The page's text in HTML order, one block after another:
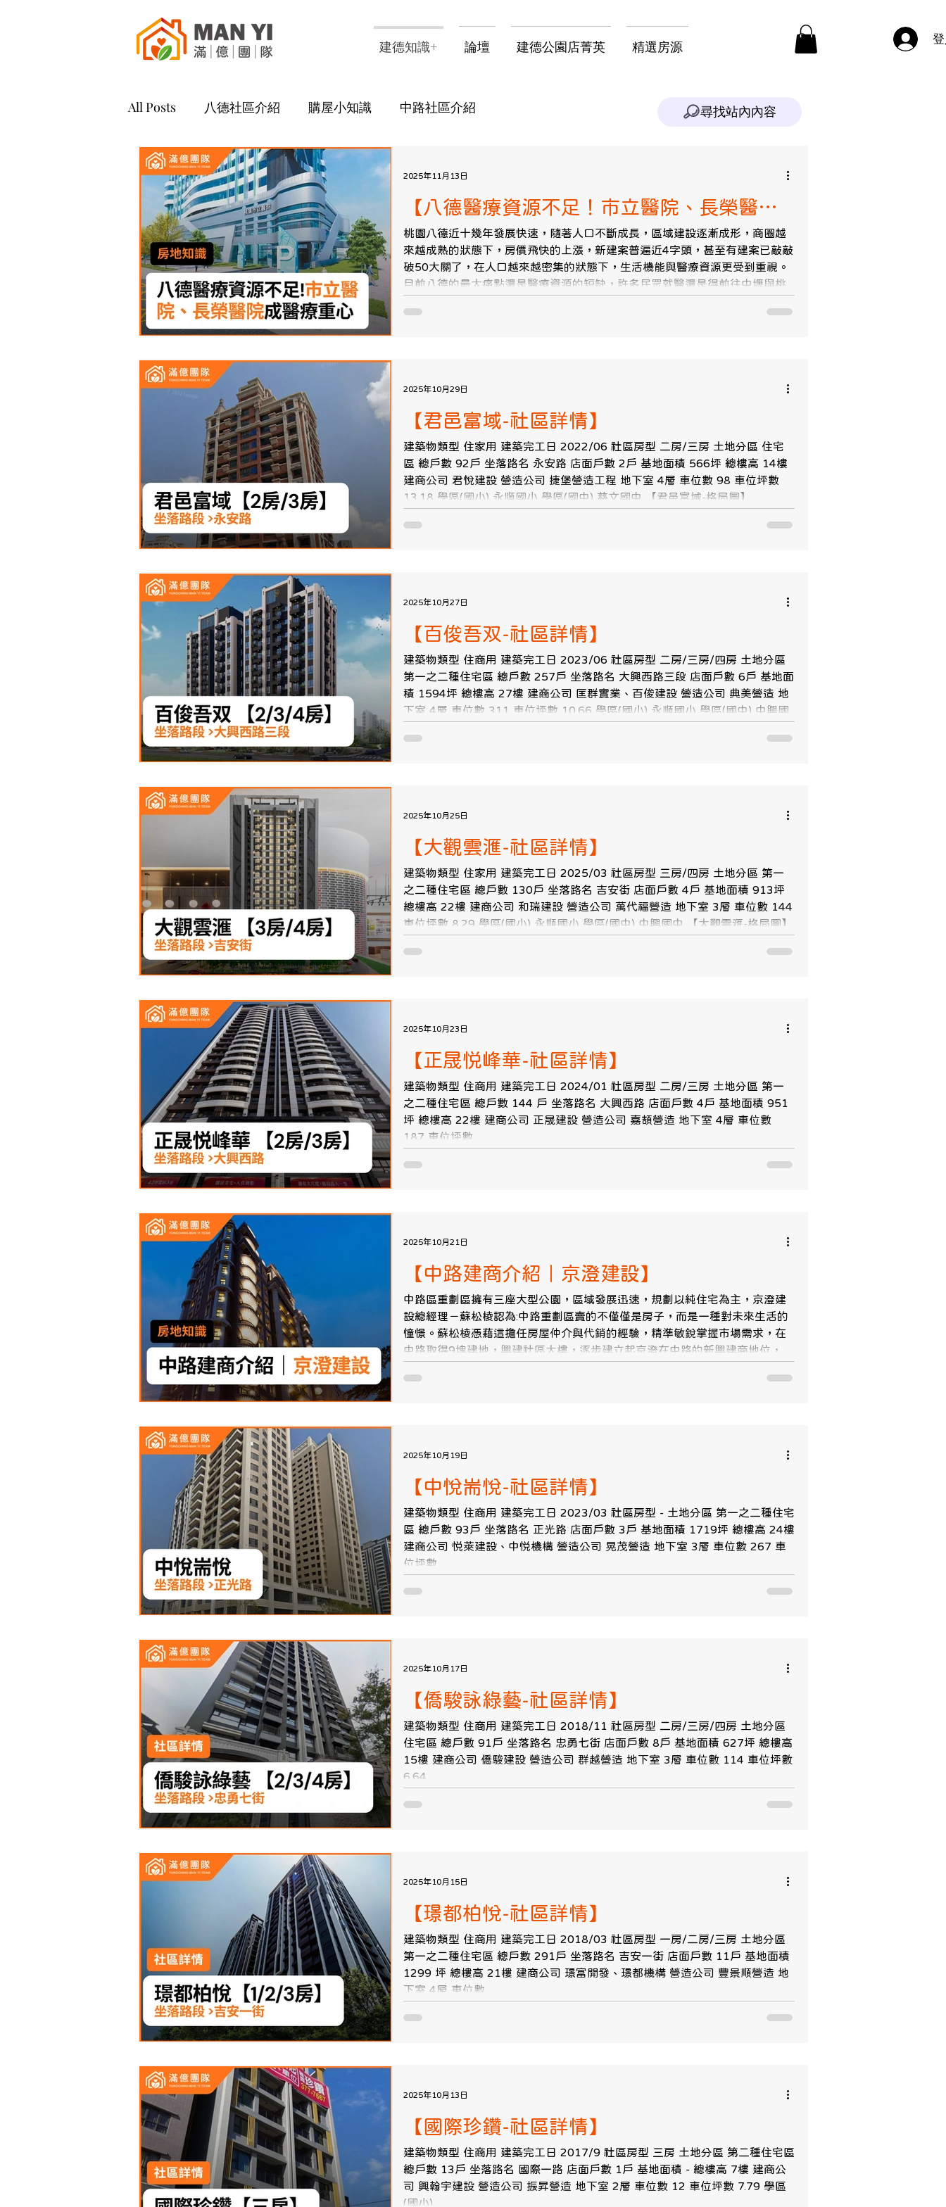
建德知識+ 論壇 建德公園店菁英 精選房源
All Posts 八德社區介紹 購屋小知識 中路社區介紹
【八德醫療資源不足！市立醫院、長榮醫院
成為未來的醫療重心】
桃園八德近十幾年發展快速，隨著人口不斷成長，區域建設逐漸成形，商圈越
來越成熟的狀態下，房價飛快的上漲，新建案普遍近4字頭，甚至有建案已敲敲
破50大關了，在人口越來越密集的狀態下，生活機能與醫療資源更受到重視。
目前八德的最大痛點還是醫療資源的短缺，許多民眾就醫還是得前往中壢與桃
的狀態，滿億團隊深耕熟悉八德，將透過本篇整理出整個八德的醫療資源，及
科/精神照護 【桃園市立醫院興建進度】 八德霄裡的桃園市立醫院總院是目前
草漯、復興鄉興建3個院區，分院地坪皆約600坪，預估3年內完工。總院的部
於2033年完工試營運
2025年11月13日
【君邑富域-社區詳情】
建築物類型 住家用 建築完工日 2022/06 社區房型 二房/三房 土地分區 住宅
區 總戶數 92戶 坐落路名 永安路 店面戶數 2戶 基地面積 566坪 總樓高 14樓
建商公司 君悅建設 營造公司 捷堡營造工程 地下室 4層 車位數 98 車位坪數
13.18 學區(國小) 永順國小 學區(國中) 慈文國中 【君邑富域-格局圖】
2025年10月29日
【百俊吾双-社區詳情】
建築物類型 住商用 建築完工日 2023/06 社區房型 二房/三房/四房 土地分區
第一之二種住宅區 總戶數 257戶 坐落路名 大興西路三段 店面戶數 6戶 基地面
積 1594坪 總樓高 27樓 建商公司 匡群實業、百俊建設 營造公司 典美營造 地
下室 4層 車位數 311 車位坪數 10.66 學區(國小) 永順國小 學區(國中) 中興國
2025年10月27日
【大觀雲滙-社區詳情】
建築物類型 住家用 建築完工日 2025/03 社區房型 三房/四房 土地分區 第一
之二種住宅區 總戶數 130戶 坐落路名 吉安街 店面戶數 4戶 基地面積 913坪
總樓高 22樓 建商公司 和瑞建設 營造公司 萬代福營造 地下室 3層 車位數 144
車位坪數 8.29 學區(國小) 永順國小 學區(國中) 中興國中 【大觀雲滙-格局圖】
2025年10月25日
【正晟悦峰華-社區詳情】
建築物類型 住商用 建築完工日 2024/01 社區房型 二房/三房 土地分區 第一
之二種住宅區 總戶數 144 戶 坐落路名 大興西路 店面戶數 4戶 基地面積 951
坪 總樓高 22樓 建商公司 正晟建設 營造公司 嘉頡營造 地下室 4層 車位數
187 車位坪數...
2025年10月23日
【中路建商介紹｜京澄建設】
中路區重劃區擁有三座大型公園，區域發展迅速，規劃以純住宅為主，京澄建
設總經理－蘇松棱認為:中路重劃區賣的不僅僅是房子，而是一種對未來生活的
憧憬。蘇松棱憑藉這擔任房屋仲介與代銷的經驗，精準敏銳掌握市場需求，在
中路取得9塊建地，興建社區大樓，逐步建立起京澄在中路的新興建商地位，...
2025年10月21日
【中悅耑悅-社區詳情】
建築物類型 住商用 建築完工日 2023/03 社區房型 - 土地分區 第一之二種住宅
區 總戶數 93戶 坐落路名 正光路 店面戶數 3戶 基地面積 1719坪 總樓高 24樓
建商公司 悦萊建設、中悦機構 營造公司 晃茂營造 地下室 3層 車位數 267 車
位坪數...
2025年10月19日
【僑駿詠綠藝-社區詳情】
建築物類型 住商用 建築完工日 2018/11 社區房型 二房/三房/四房 土地分區
住宅區 總戶數 91戶 坐落路名 忠勇七街 店面戶數 8戶 基地面積 627坪 總樓高
15樓 建商公司 僑駿建設 營造公司 群越營造 地下室 3層 車位數 114 車位坪數
6.64...
2025年10月17日
【璟都柏悅-社區詳情】
建築物類型 住商用 建築完工日 2018/03 社區房型 一房/二房/三房 土地分區
第一之二種住宅區 總戶數 291戶 坐落路名 吉安一街 店面戶數 11戶 基地面積
1299 坪 總樓高 21樓 建商公司 璟富開發、璟都機構 營造公司 豐景順營造 地
下室 4層 車位數...
2025年10月15日
【國際珍鑽-社區詳情】
建築物類型 住商用 建築完工日 2017/9 社區房型 三房 土地分區 第二種住宅區
總戶數 13戶 坐落路名 國際一路 店面戶數 1戶 基地面積 - 總樓高 7樓 建商公
司 興翰宇建設 營造公司 振昇營造 地下室 2層 車位數 12 車位坪數 7.79 學區
(國小)...
2025年10月13日
尋找站內內容